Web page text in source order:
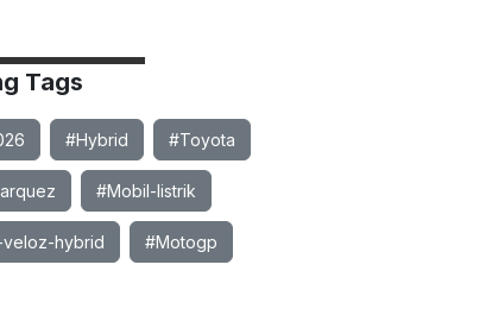
Tags
#Hybrid #Toyota
#Mobil-listrik
hybrid #Motogp